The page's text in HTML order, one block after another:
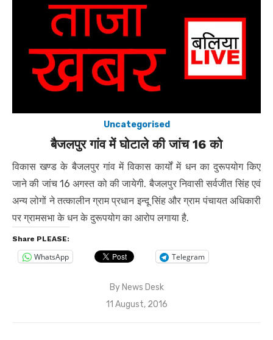
Uncategorised
बैजलपुर गांव में घोटाले की जांच 16 को
विकास खण्ड के बैजलपुर गांव में विकास कार्यों में धन का दुरूपयोग किए
जाने की जांच 16 अगस्त को की जायेगी. बैजलपुर निवासी सर्वजीत सिंह एवं
अन्य लोगों ने तत्कालीन ग्राम प्रधान इन्दू सिंह और ग्राम पंचायत अधिकारी
पर ग्रामसभा के धन के दुरूपयोग का आरोप लगाया है.
Share PLEASE:
WhatsApp Telegram
By News Desk
Posted
11 August, 2016